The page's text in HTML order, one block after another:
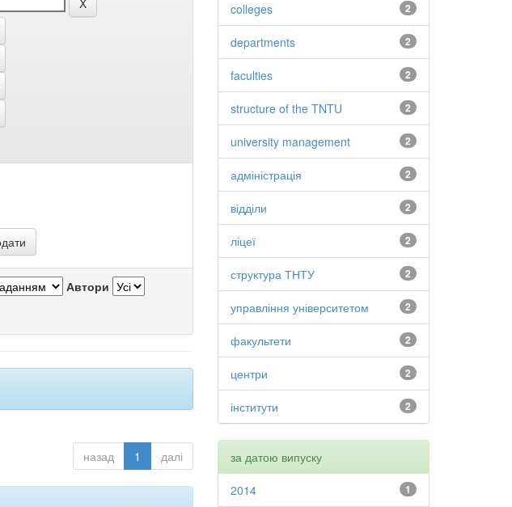
Автори
назад 1 далі
2
colleges
2
departments
2
faculties
2
structure of the TNTU
2
university management
2
адміністрація
2
відділи
2
ліцеї
2
структура ТНТУ
2
управління університетом
2
факультети
2
центри
2
інститути
за датою випуску
1
2014